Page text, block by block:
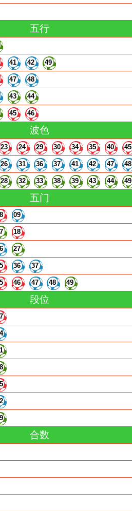
五行
41 42 49
47 48
43 44
45 46
波色
23 24 29 30 34 35 40 45
26 31 36 37 41 42 47 48
28 32 33 38 39 43 44 49
五门
09
18
27
36 37
46 47 48 49
段位
合数